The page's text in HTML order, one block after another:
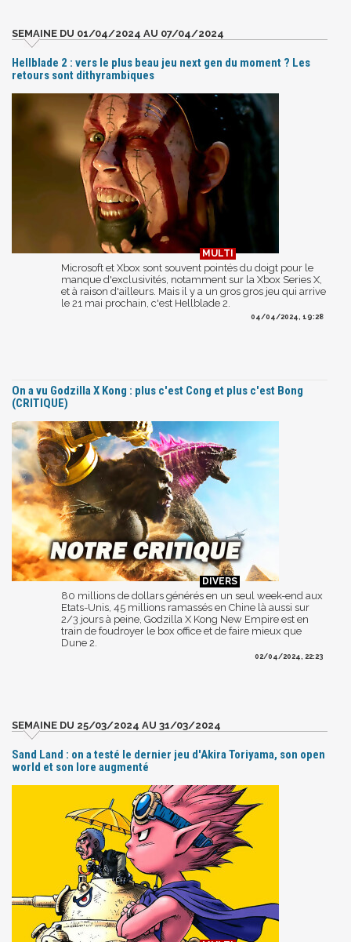
SEMAINE DU 01/04/2024 AU 07/04/2024
Hellblade 2 : vers le plus beau jeu next gen du moment ? Les
retours sont dithyrambiques
Microsoft et Xbox sont souvent pointés du doigt pour le
manque d'exclusivités, notamment sur la Xbox Series X,
et à raison d'ailleurs. Mais il y a un gros gros jeu qui arrive
le 21 mai prochain, c'est Hellblade 2.
04/04/2024, 19:28
On a vu Godzilla X Kong : plus c'est Cong et plus c'est Bong
(CRITIQUE)
80 millions de dollars générés en un seul week-end aux
Etats-Unis, 45 millions ramassés en Chine là aussi sur
2/3 jours à peine, Godzilla X Kong New Empire est en
train de foudroyer le box office et de faire mieux que
Dune 2.
02/04/2024, 22:23
SEMAINE DU 25/03/2024 AU 31/03/2024
Sand Land : on a testé le dernier jeu d'Akira Toriyama, son open
world et son lore augmenté